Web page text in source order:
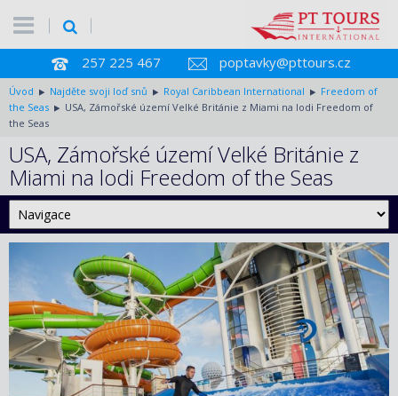
257 225 467 poptavky@pttours.cz
Úvod Najděte svoji loď snů Royal Caribbean International
Freedom of
the Seas
USA, Zámořské území Velké Británie z Miami na lodi Freedom of
the Seas
USA, Zámořské území Velké Británie z
Miami na lodi Freedom of the Seas